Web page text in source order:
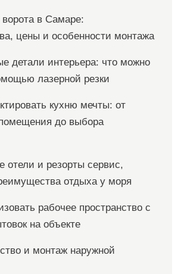
в Самаре:
цены и особенности монтажа
детали интерьера: что можно
лазерной резки
кухню мечты: от
до выбора
отели и резорты сервис,
отдыха у моря
рабочее пространство с
на объекте
и монтаж наружной